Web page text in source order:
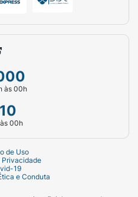
às 00h
00h
de Uso
Privacidade
19
e Conduta